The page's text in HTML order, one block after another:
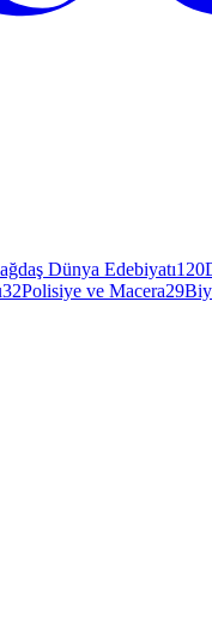
Dünya Edebiyatı120
32Polisiye ve Macera29